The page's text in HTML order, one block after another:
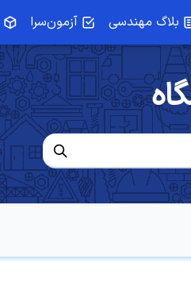
بلاگ مهندسی آزمون‌سرا